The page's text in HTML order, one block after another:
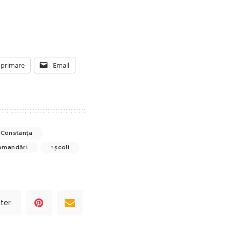
Email
școli